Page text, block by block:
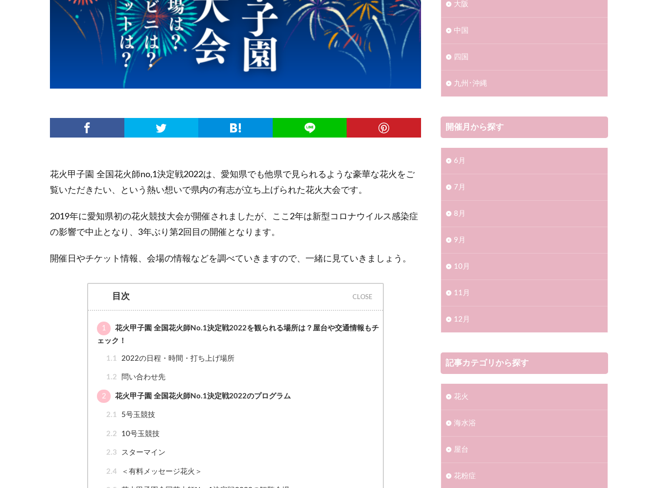
花火甲子園 全国花火師no,1決定戦2022は、愛知県でも他県で見られるような豪華な花火をご
覧いただきたい、という熱い想いで県内の有志が立ち上げられた花火大会です。
2019年に愛知県初の花火競技大会が開催されましたが、ここ2年は新型コロナウイルス感染症
の影響で中止となり、3年ぶり第2回目の開催となります。
開催日やチケット情報、会場の情報などを調べていきますので、一緒に見ていきましょう。
目次
1
花火甲子園 全国花火師No.1決定戦2022を観られる場所は？屋台や交通情報もチ
ェック！
1.1 2022の日程・時間・打ち上げ場所
1.2 問い合わせ先
2 花火甲子園 全国花火師No.1決定戦2022のプログラム
2.1 5号玉競技
2.2 10号玉競技
2.3 スターマイン
2.4 ＜有料メッセージ花火＞
大阪
中国
四国
九州･沖縄
開催月から探す
6月
7月
8月
9月
10月
11月
12月
記事カテゴリから探す
花火
海水浴​​
屋台
花粉症